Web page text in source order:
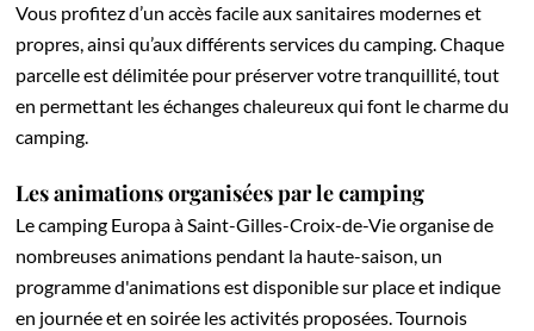
Vous profitez d’un accès facile aux sanitaires modernes et
propres, ainsi qu’aux différents services du camping. Chaque
parcelle est délimitée pour préserver votre tranquillité, tout
en permettant les échanges chaleureux qui font le charme du
camping.
Les animations organisées par le camping
Le camping Europa à Saint-Gilles-Croix-de-Vie organise de
nombreuses animations pendant la haute-saison, un
programme d'animations est disponible sur place et indique
en journée et en soirée les activités proposées. Tournois